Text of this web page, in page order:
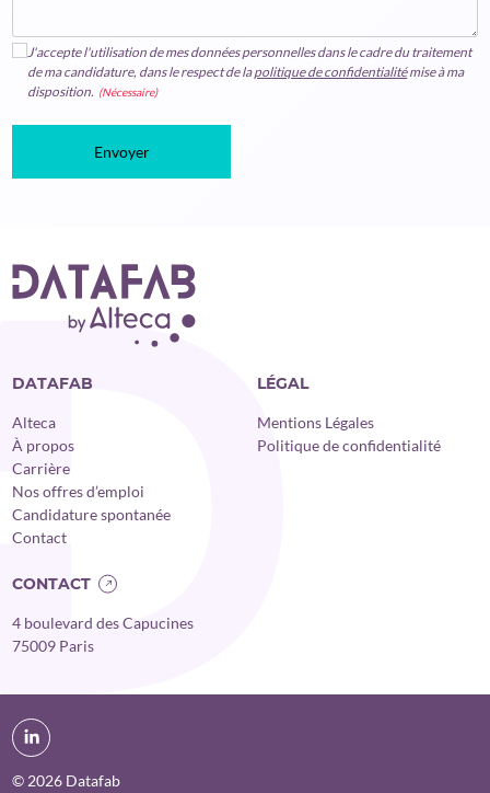
J'accepte l'utilisation de mes données personnelles dans le cadre du traitement
de ma candidature, dans le respect de lapolitique de confidentialitémise à ma
disposition. (Nécessaire)
Envoyer
DATAFAB
Alteca
À propos
Carrière
Nos offres d’emploi
Candidature spontanée
Contact
LÉGAL
Mentions Légales
Politique de confidentialité
CONTACT
4 boulevard des Capucines
75009 Paris
© 2026 Datafab